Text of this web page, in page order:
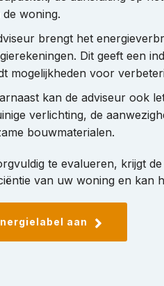
woning.
brengt het
Dit geeft een
mogelijkheden voor
kan de adviseur ook
verlichting, de
bouwmaterialen.
te evalueren, krijgt
van uw woning en kan
aan